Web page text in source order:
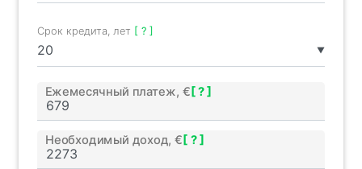
▼
Срок кредита, лет [ ? ]
Ежемесячный платеж, € [ ? ]
Необходимый доход, € [ ? ]